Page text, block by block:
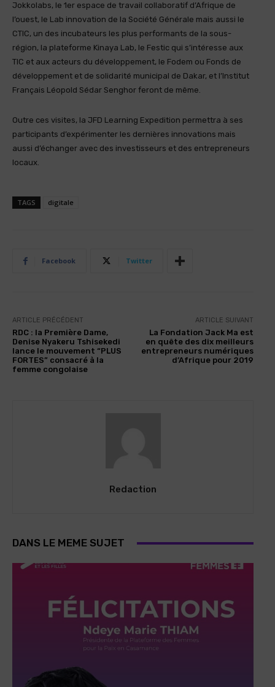
Jokkolabs, le 1er espace de travail collaboratif d’Afrique de
l’ouest, le Lab innovation de la Société Générale mais aussi le
CTIC, un des incubateurs les plus performants de la sous-
région, la plateforme Kinaya Lab, le Festic qui s’intéresse aux
TIC et aux acteurs du développement, le Fodem ou Fonds de
développement et de solidarité municipal de Dakar, et l’Institut
Français Léopold Sédar Senghor feront de même.
Outre ces visites, la JFD Learning Expedition permettra à ses
participants d’expérimenter les dernières innovations mais
aussi d’échanger avec des investisseurs et des entrepreneurs
locaux.
TAGS digitale
Facebook Twitter
ARTICLE PRÉCÉDENT
RDC : la Première Dame,
Denise Nyakeru Tshisekedi
lance le mouvement “PLUS
FORTES” consacré à la
femme congolaise
ARTICLE SUIVANT
La Fondation Jack Ma est
en quête des dix meilleurs
entrepreneurs numériques
d’Afrique pour 2019
Redaction
DANS LE MEME SUJET